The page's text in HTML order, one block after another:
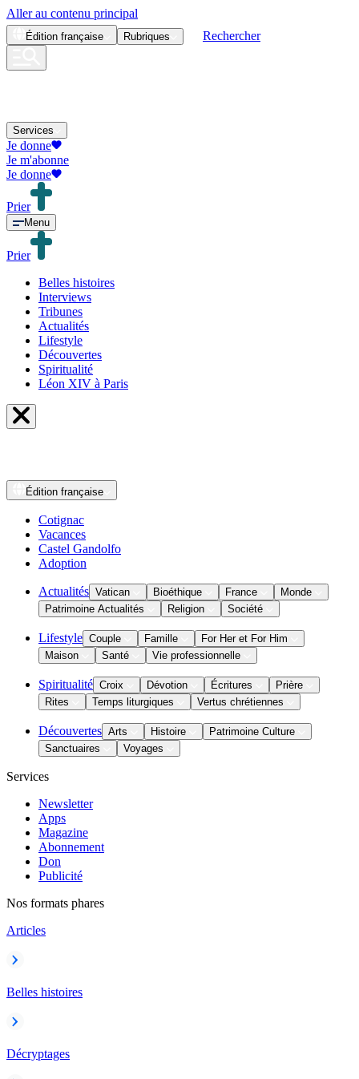
Aller au contenu principal
Édition française Rubriques Rechercher
Services
Je donne
Je m'abonne
Je donne
Prier
Menu
Prier
Belles histoires
Interviews
Tribunes
Actualités
Lifestyle
Découvertes
Spiritualité
Léon XIV à Paris
Édition française
Cotignac
Vacances
Castel Gandolfo
Adoption
Actualités Vatican Bioéthique France
Monde
Patrimoine Actualités
Religion Société
Lifestyle Couple Famille
For Her et For Him
Maison
Santé Vie professionnelle
Spiritualité Croix Dévotion Écritures
Prière
Rites
Temps liturgiques Vertus chrétiennes
Découvertes Arts Histoire
Patrimoine Culture
Sanctuaires
Voyages
Services
Newsletter
Apps
Magazine
Abonnement
Don
Publicité
Nos formats phares
Articles
Belles histoires
Décryptages